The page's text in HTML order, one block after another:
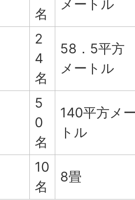
名
メートル
2
4
名
58．5平方
メートル
5
0
名
140平方メ
トル
10
名
8畳